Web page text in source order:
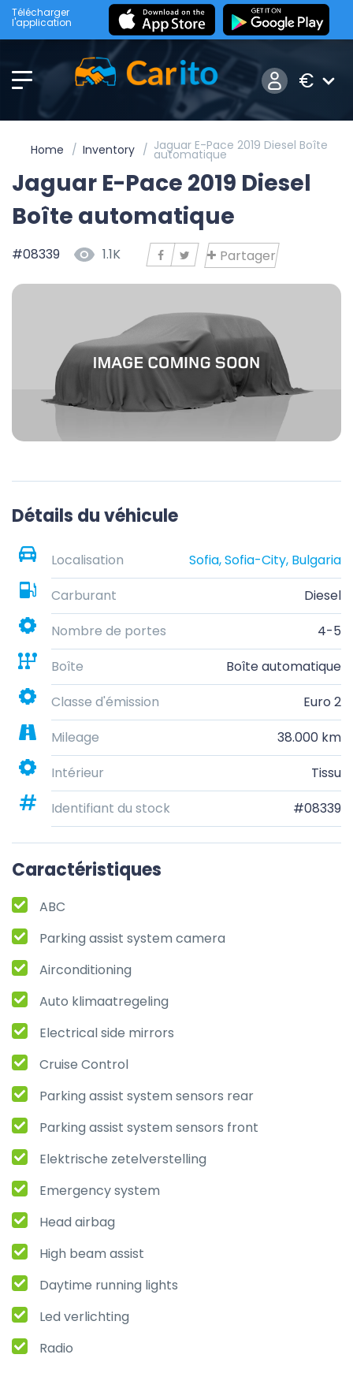
Télécharger
l'application
€
Home Inventory Jaguar E-Pace 2019 Diesel Boîte
automatique
Jaguar E-Pace 2019 Diesel
Boîte automatique
#08339 1.1K Partager
Détails du véhicule
Localisation
Sofia, Sofia-City, Bulgaria
Carburant
Diesel
Nombre de portes
4-5
Boîte
Boîte automatique
Classe d'émission
Euro 2
Mileage
38.000 km
Intérieur
Tissu
Identifiant du stock
#08339
Caractéristiques
ABC
Parking assist system camera
Airconditioning
Auto klimaatregeling
Electrical side mirrors
Cruise Control
Parking assist system sensors rear
Parking assist system sensors front
Elektrische zetelverstelling
Emergency system
Head airbag
High beam assist
Daytime running lights
Led verlichting
Radio